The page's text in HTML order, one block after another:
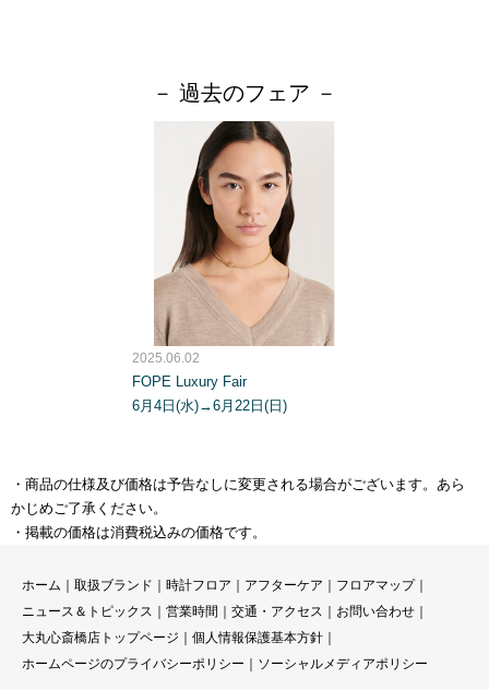
－ 過去のフェア －
2025.06.02
FOPE Luxury Fair
6月4日(水)→6月22日(日)
・商品の仕様及び価格は予告なしに変更される場合がございます。あら
かじめご了承ください。
・掲載の価格は消費税込みの価格です。
ホーム ｜ 取扱ブランド ｜ 時計フロア ｜ アフターケア ｜ フロアマップ｜
ニュース＆トピックス ｜ 営業時間 ｜ 交通・アクセス ｜ お問い合わせ ｜
大丸心斎橋店トップページ ｜ 個人情報保護基本方針 ｜
ホームページのプライバシーポリシー ｜ ソーシャルメディアポリシー